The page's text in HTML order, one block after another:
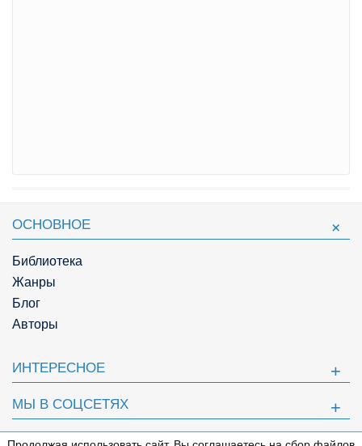
ОСНОВНОЕ
Библиотека
Жанры
Блог
Авторы
ИНТЕРЕСНОЕ
МЫ В СОЦСЕТЯХ
ПОЛЕЗНОЕ